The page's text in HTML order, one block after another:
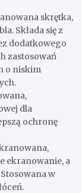
skrętka,
Składa się z
dodatkowego
zastosowań
o niskim
dla
ochronę
ekranowanie, a
w